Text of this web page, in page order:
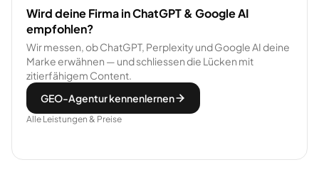
Wird deine Firma in ChatGPT & Google AI
empfohlen?
Wir messen, ob ChatGPT, Perplexity und Google AI deine
Marke erwähnen — und schliessen die Lücken mit
zitierfähigem Content.
GEO-Agentur kennenlernen
Alle Leistungen & Preise